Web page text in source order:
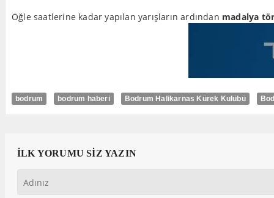
Öğle saatlerine kadar yapılan yarışların ardından madalya
bodrum bodrum haberi Bodrum Halikarnas Kürek Kulübü
İLK YORUMU SİZ YAZIN